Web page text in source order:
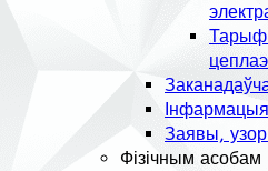
Інфармацыя
Заявы,
Фізічным асобам